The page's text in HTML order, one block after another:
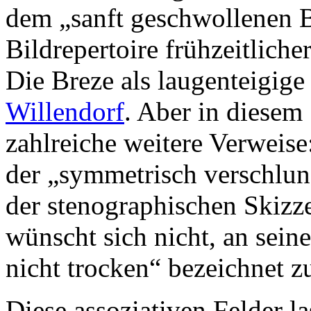
dem „sanft geschwollenen
Bildrepertoire
Die Breze als
Willendorf. Aber in
zahlreiche weitere
der „symmetrisch
der stenographischen
wünscht sich nicht, an
nicht trocken“ bezeichnet